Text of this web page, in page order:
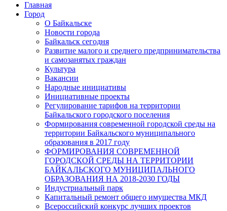
Главная
Город
О Байкальске
Новости города
Байкальск сегодня
Развитие малого и среднего предпринимательства
и самозанятых граждан
Культура
Вакансии
Народные инициативы
Инициативные проекты
Регулирование тарифов на территории
Байкальского городского поселения
Формирования современной городской среды на
территории Байкальского муниципального
образования в 2017 году
ФОРМИРОВАНИЯ СОВРЕМЕННОЙ
ГОРОДСКОЙ СРЕДЫ НА ТЕРРИТОРИИ
БАЙКАЛЬСКОГО МУНИЦИПАЛЬНОГО
ОБРАЗОВАНИЯ НА 2018-2030 ГОДЫ
Индустриальный парк
Капитальный ремонт общего имущества МКД
Всероссийский конкурс лучших проектов